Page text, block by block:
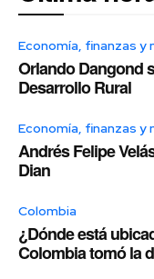
Economía, finanzas y
Orlando Dangond
Desarrollo Rural
Economía, finanzas y
Andrés Felipe
Dian
Colombia
¿Dónde está
Colombia tomó la